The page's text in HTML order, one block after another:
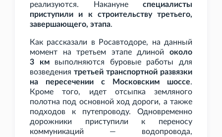
реализуются. Накануне специалисты
приступили и к строительству третьего,
завершающего, этапа.
Как рассказали в Росавтодоре, на данный
момент на третьем этапе длиной около
3
кмвыполняются буровые работы для
возведения третьей транспортной развязки
на пересечении с Московским шоссе.
Кроме того, идет отсыпка земляного
полотна под основной ход дороги, а также
подходов к путепроводу. Одновременно
дорожники приступили к переносу
коммуникаций — водопровода,